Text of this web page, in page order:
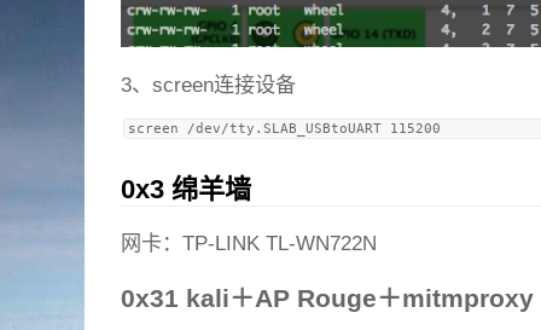
3、screen连接设备
0x3 绵羊墙
网卡：TP-LINK TL-WN722N
0x31 kali＋AP Rouge＋mitmproxy